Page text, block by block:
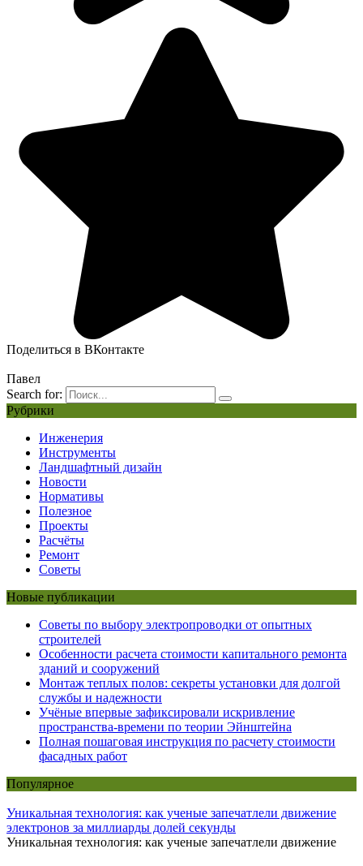
Поделиться в ВКонтакте
Павел
Search for:
Рубрики
Инженерия
Инструменты
Ландшафтный дизайн
Новости
Нормативы
Полезное
Проекты
Расчёты
Ремонт
Советы
Новые публикации
Советы по выбору электропроводки от опытных
строителей
Особенности расчета стоимости капитального ремонта
зданий и сооружений
Монтаж теплых полов: секреты установки для долгой
службы и надежности
Учёные впервые зафиксировали искривление
пространства-времени по теории Эйнштейна
Полная пошаговая инструкция по расчету стоимости
фасадных работ
Популярное
Уникальная технология: как ученые запечатлели движение
электронов за миллиарды долей секунды
Уникальная технология: как ученые запечатлели движение